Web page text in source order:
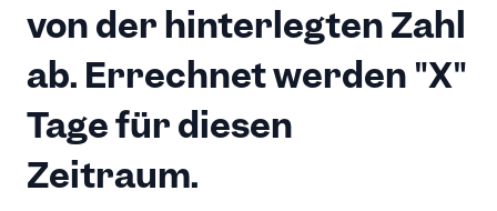
von der hinterlegten Zahl
ab. Errechnet werden "X"
Tage für diesen
Zeitraum.